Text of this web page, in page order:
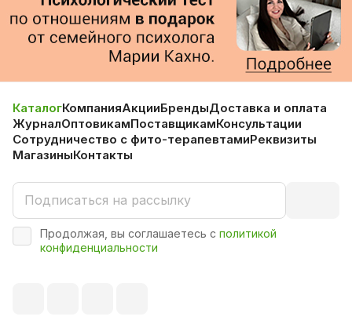
КаталогКомпанияАкцииБрендыДоставка и оплата
ЖурналОптовикамПоставщикамКонсультации
Сотрудничество с фито-терапевтамиРеквизиты
МагазиныКонтакты
Продолжая, вы соглашаетесь с политикой
конфиденциальности